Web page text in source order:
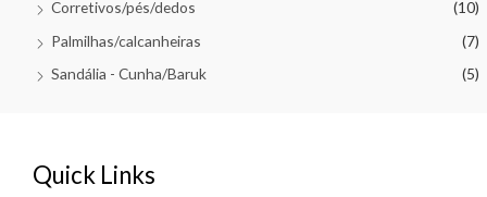
Corretivos/pés/dedos
(10)
Palmilhas/calcanheiras
(7)
Sandália - Cunha/Baruk
(5)
Quick Links